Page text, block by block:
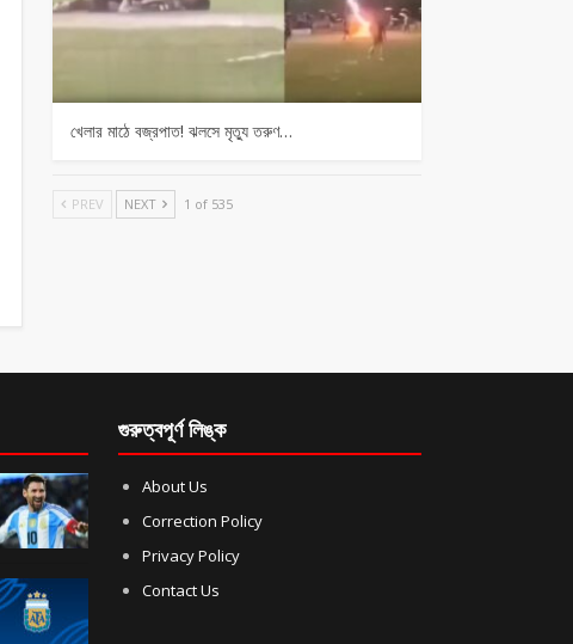
খেলার মাঠে বজ্রপাত! ঝলসে মৃত্যু তরুণ…
PREV NEXT 1 of 535
গুরুত্বপূর্ণ লিঙ্ক
About Us
Correction Policy
Privacy Policy
Contact Us